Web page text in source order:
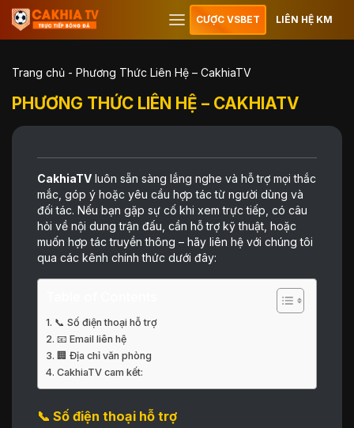
CƯỢC VSBET LIÊN HỆ KM
Trang chủ - Phương Thức Liên Hệ – CakhiaTV
PHƯƠNG THỨC LIÊN HỆ – CAKHIATV
CakhiaTV luôn sẵn sàng lắng nghe và hỗ trợ mọi thắc
mắc, góp ý hoặc yêu cầu hợp tác từ người dùng và
đối tác. Nếu bạn gặp sự cố khi xem trực tiếp, có câu
hỏi về nội dung trận đấu, cần hỗ trợ kỹ thuật, hoặc
muốn hợp tác truyền thông – hãy liên hệ với chúng tôi
qua các kênh chính thức dưới đây:
📞 Số điện thoại hỗ trợ
📧 Email liên hệ
🏢 Địa chỉ văn phòng
CakhiaTV cam kết:
📞 Số điện thoại hỗ trợ